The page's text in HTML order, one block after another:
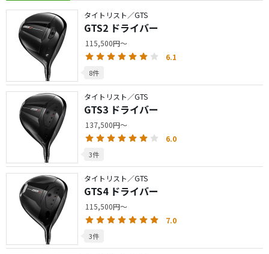
タイトリスト／GTS
GTS2 ドライバー
115,500円～
6.1
8件
タイトリスト／GTS
GTS3 ドライバー
137,500円～
6.0
3件
タイトリスト／GTS
GTS4 ドライバー
115,500円～
7.0
3件